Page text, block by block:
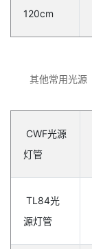
120cm
其他常用光源
CWF光源
灯管
TL84光
源灯管